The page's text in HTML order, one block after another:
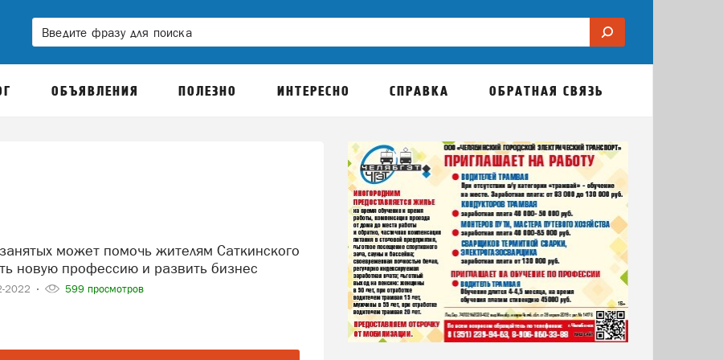
ОБЪЯВЛЕНИЯ ПОЛЕЗНО ИНТЕРЕСНО СПРАВКА ОБРАТНАЯ СВЯЗЬ
новую профессию и развить бизнес
2022 599 просмотров